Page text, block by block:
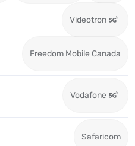
Videotron
Freedom Mobile Canada
Vodafone
Safaricom